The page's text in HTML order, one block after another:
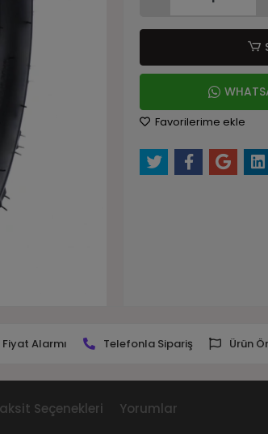
Favorilerime ekle
Fiyat Alarmı Telefonla Sipariş Ürün
Seçenekleri Yorumlar